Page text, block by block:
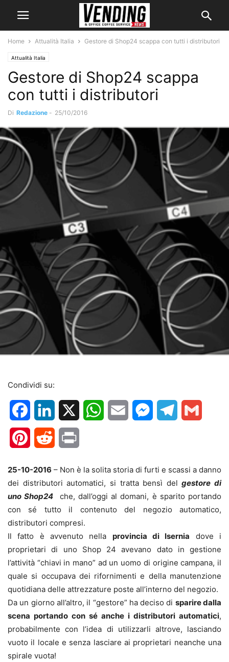
Home Attualità Italia Gestore di Shop24 scappa con tutti i distributori
Attualità Italia
Gestore di Shop24 scappa
con tutti i distributori
Di Redazione - 25/10/2016
Condividi su:
FacebookLinkedIn WhatsApp
Email MessengerTelegram
PinterestReddit
25-10-2016 – Non è la solita storia di furti e scassi a danno
dei distributori automatici, si tratta bensì delgestore di
uno Shop24 che, dall’oggi al domani, è sparito portando
con sé tutto il contenuto del negozio automatico,
distributori compresi.
Il fatto è avvenuto nella provincia di Isernia dove i
proprietari di uno Shop 24 avevano dato in gestione
l’attività “chiavi in mano” ad un uomo di origine campana, il
quale si occupava dei rifornimenti e della manutenzione
quotidiana delle attrezzature poste all’interno del negozio.
Da un giorno all’altro, il “gestore” ha deciso di sparire dalla
scena portando con sé anche i distributori automatici,
probabilmente con l’idea di utilizzarli altrove, lasciando
vuoto il locale e senza lasciare ai proprietari neanche una
spirale vuota!